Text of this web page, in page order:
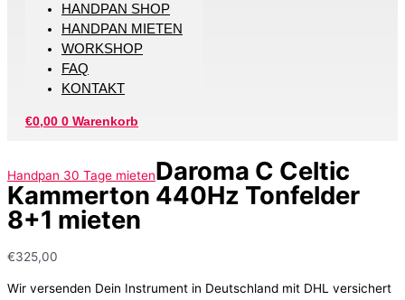
HANDPAN SHOP
HANDPAN MIETEN
WORKSHOP
FAQ
KONTAKT
€0,00 0 Warenkorb
Handpan 30 Tage mietenDaroma C Celtic
Kammerton 440Hz Tonfelder
8+1 mieten
€325,00
Wir versenden Dein Instrument in Deutschland mit DHL versichert